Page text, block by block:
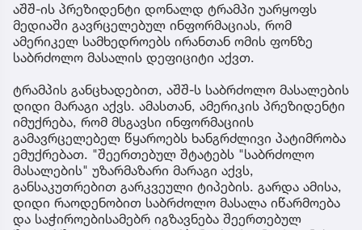
აშშ-ის პრეზიდენტი დონალდ ტრამპი უარყოფს
მედიაში გავრცელებულ ინფორმაციას, რომ
ამერიკელ სამხედროებს ირანთან ომის ფონზე
საბრძოლო მასალის დეფიციტი აქვთ.
ტრამპის განცხადებით, აშშ-ს საბრძოლო მასალების
დიდი მარაგი აქვს. ამასთან, ამერიკის პრეზიდენტი
იმუქრება, რომ მსგავსი ინფორმაციის
გამავრცელებელ წყაროებს ხანგრძლივი პატიმრობა
ემუქრებათ. "შეერთებულ შტატებს "საბრძოლო
მასალების" უზარმაზარი მარაგი აქვს,
განსაკუთრებით გარკვეული ტიპების. გარდა ამისა,
დიდი რაოდენობით საბრძოლო მასალა იწარმოება
და საჭიროებისამებრ იგზავნება შეერთებულ